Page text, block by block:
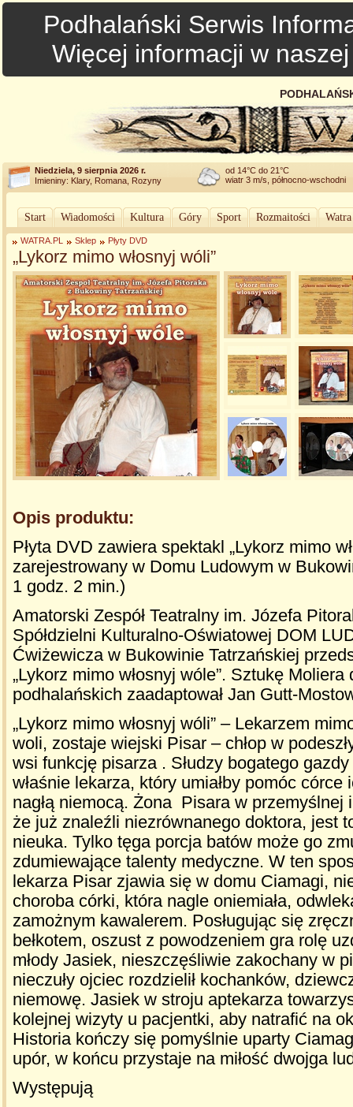
Podhalański Serwis
Więcej informacji w
Niedziela, 9 sierpnia 2026 r.
Imieniny: Klary, Romana, Rozyny
od 14°C do 21°C
wiatr 3 m/s, północno-wschodni
Start Wiadomości Kultura Góry Sport Rozmaitości
WATRA.PL Sklep Płyty DVD
„Lykorz mimo włosnyj wóli”
Opis produktu:
Płyta DVD zawiera spektakl „Lykorz mimo
zarejestrowany w Domu Ludowym w
1 godz. 2 min.)
Amatorski Zespół Teatralny im. Józefa
Spółdzielni Kulturalno-Oświatowej DOM
Ćwiżewicza w Bukowinie Tatrzańskiej
„Lykorz mimo włosnyj wóle”. Sztukę
podhalańskich zaadaptował Jan Gutt-
„Lykorz mimo włosnyj wóli” – Lekarzem
woli, zostaje wiejski Pisar – chłop w
wsi funkcję pisarza . Słudzy bogatego
właśnie lekarza, który umiałby pomóc córce
nagłą niemocą. Żona Pisara w przemyślnej
że już znaleźli niezrównanego doktora, jest
nieuka. Tylko tęga porcja batów może go
zdumiewające talenty medyczne. W ten
lekarza Pisar zjawia się w domu Ciamagi,
choroba córki, która nagle oniemiała,
zamożnym kawalerem. Posługując się
bełkotem, oszust z powodzeniem gra rolę
młody Jasiek, nieszczęśliwie zakochany w
nieczuły ojciec rozdzielił kochanków,
niemowę. Jasiek w stroju aptekarza
kolejnej wizyty u pacjentki, aby natrafić na
Historia kończy się pomyślnie uparty
upór, w końcu przystaje na miłość dwojga
Występują